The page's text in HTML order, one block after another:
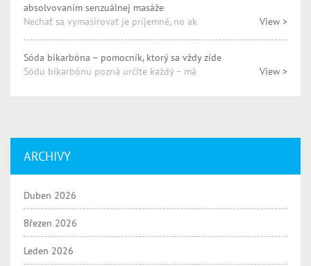
absolvovaním senzuálnej masáže
Nechať sa vymasírovať je príjemné, no ak
View >
Sóda bikarbóna – pomocník, ktorý sa vždy zíde
Sódu bikarbónu pozná určite každý – má
View >
ARCHIVY
Duben 2026
Březen 2026
Leden 2026